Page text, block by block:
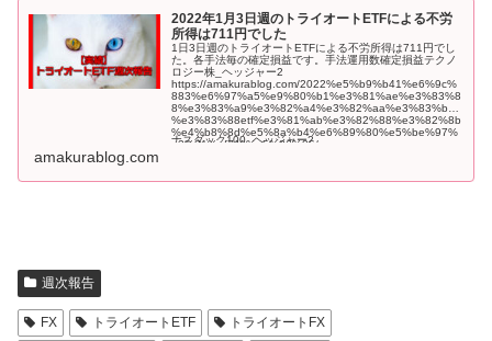
2022年1月3日週のトライオートETFによる不労
所得は711円でした
1日3日週のトライオートETFによる不労所得は711円でし
た。各手法毎の確定損益です。手法運用数確定損益テクノ
ロジー株_ヘッジャー2
https://amakurablog.com/2022%e5%b9%b41%e6%9c%
883%e6%97%a5%e9%80%b1%e3%81%ae%e3%83%8
8%e3%83%a9%e3%82%a4%e3%82%aa%e3%83%bc
%e3%83%88etf%e3%81%ab%e3%82%88%e3%82%8b
%e4%b8%8d%e5%8a%b4%e6%89%80%e5%be%97%
e3%81%af711%e5%86%86/
ナスダック100_ヘッジャー2
amakurablog.com
週次報告
FX トライオートETF
トライオートFX